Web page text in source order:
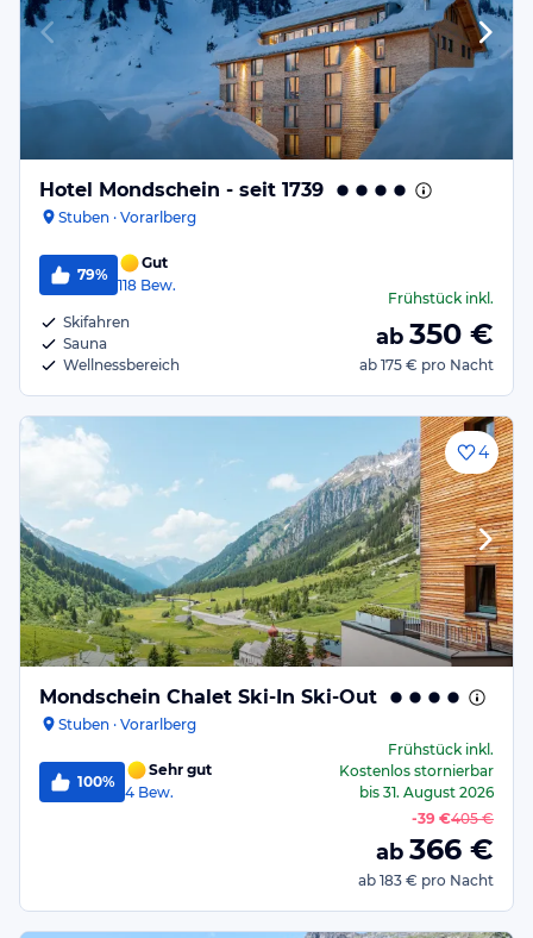
Hotel Mondschein - seit 1739
Stuben · Vorarlberg
79%
Gut
118 Bew.
Skifahren
Sauna
Wellnessbereich
Frühstückinkl.
ab 350 €
ab 175 € pro Nacht
4
Mondschein Chalet Ski-In Ski-Out
Stuben · Vorarlberg
100%
Sehr gut
4 Bew.
Frühstückinkl.
Kostenlos stornierbar
bis 31. August 2026
-39 €405 €
ab 366 €
ab 183 € pro Nacht